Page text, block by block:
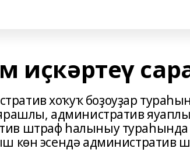
иҫкәртеү
хоҡуҡ боҙоуҙар
административ
штраф һалыныу тураһында
көн эсендә административ